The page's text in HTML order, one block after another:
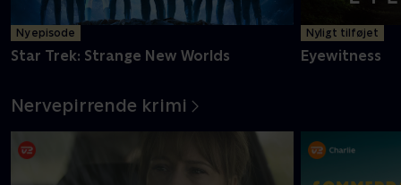
Ny episode
Star Trek: Strange New Worlds
Nyligt tilføjet
Eyewitness
Nervepirrende krimi